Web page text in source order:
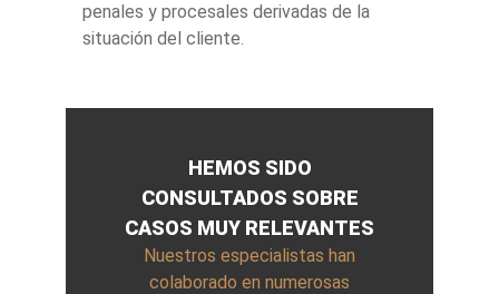
penales y procesales derivadas de la
situación del cliente.
HEMOS SIDO
CONSULTADOS SOBRE
CASOS MUY RELEVANTES
Nuestros especialistas han
colaborado en numerosas